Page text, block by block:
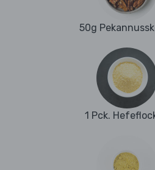
50g
1 Pck.